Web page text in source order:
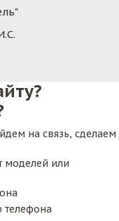
на связь, сделаем
моделей или